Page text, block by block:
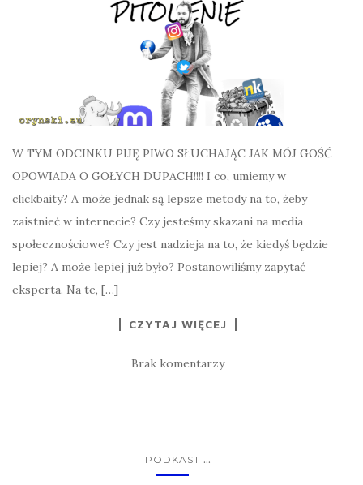
W TYM ODCINKU PIJĘ PIWO SŁUCHAJĄC JAK MÓJ GOŚĆ
OPOWIADA O GOŁYCH DUPACH!!!! I co, umiemy w
clickbaity? A może jednak są lepsze metody na to, żeby
zaistnieć w internecie? Czy jesteśmy skazani na media
społecznościowe? Czy jest nadzieja na to, że kiedyś będzie
lepiej? A może lepiej już było? Postanowiliśmy zapytać
eksperta. Na te, […]
CZYTAJ WIĘCEJ
Brak komentarzy
PODKAST ...